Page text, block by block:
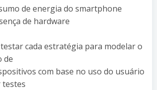
de energia do smartphone
de hardware
cada estratégia para modelar o
de
com base no uso do usuário
testes